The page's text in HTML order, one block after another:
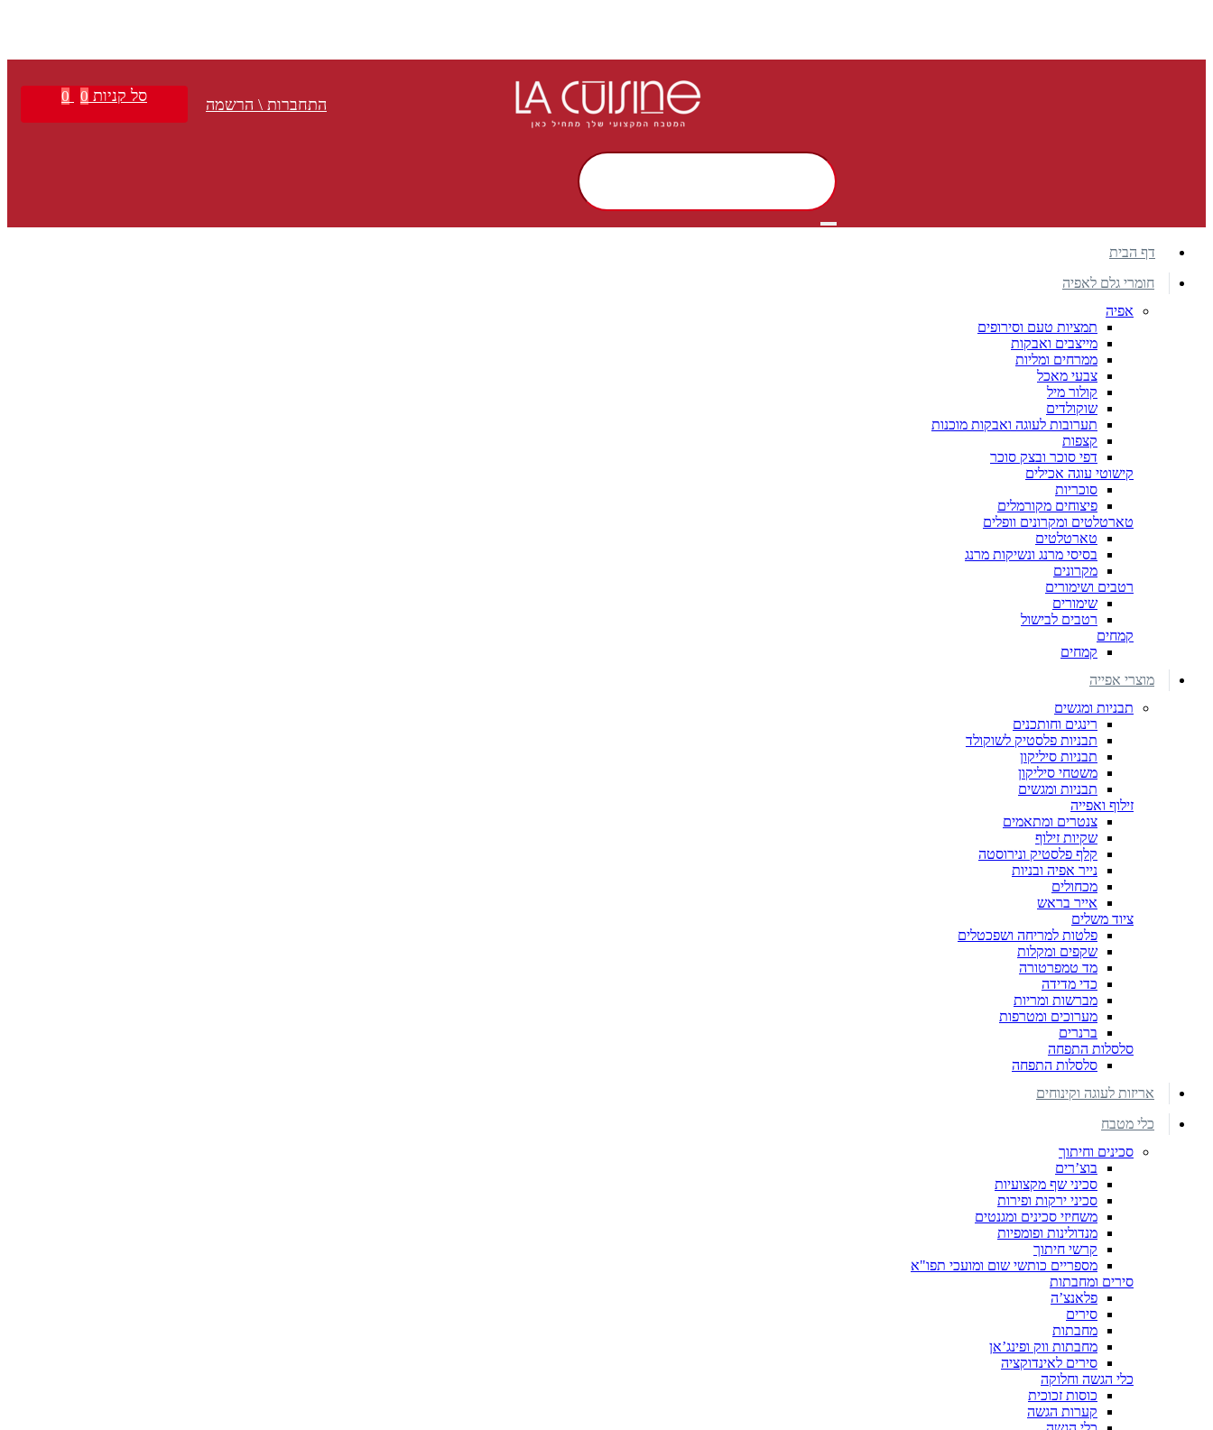
התחברות \ הרשמה סל קניות 0
0
דף הבית
חומרי גלם לאפיה
אפיה
תמציות טעם וסירופים
מייצבים ואבקות
ממרחים ומליות
צבעי מאכל
קולור מיל
שוקולדים
תערובות לעוגה ואבקות מוכנות
קצפות
דפי סוכר ובצק סוכר
קישוטי עוגה אכילים
סוכריות
פיצוחים מקורמלים
טארטלטים ומקרונים וופלים
טארטלטים
בסיסי מרנג ונשיקות מרנג
מקרונים
רטבים ושימורים
שימורים
רטבים לבישול
קמחים
קמחים
מוצרי אפייה
תבניות ומגשים
רינגים וחותכנים
תבניות פלסטיק לשוקולד
תבניות סיליקון
משטחי סיליקון
תבניות ומגשים
זילוף ואפייה
צנטרים ומתאמים
שקיות זילוף
קלף פלסטיק ונירוסטה
נייר אפיה ובניות
מכחולים
אייר בראש
ציוד משלים
פלטות למריחה ושפכטלים
שקפים ומקלות
מד טמפרטורה
כדי מדידה
מברשות ומריות
מערוכים ומטרפות
ברנרים
סלסלות התפחה
סלסלות התפחה
אריזות לעוגה וקינוחים
כלי מטבח
סכינים וחיתוך
בוצ’רים
סכיני שף מקצועיות
סכיני ירקות ופירות
משחיזי סכינים ומגנטים
מנדולינות ופומפיות
קרשי חיתוך
מספריים כותשי שום ומועכי תפו"א
סירים ומחבתות
פלאנצ’ה
סירים
מחבתות
מחבתות ווק ופינג’אן
סירים לאינדוקציה
כלי הגשה וחלוקה
כוסות זכוכית
קערות הגשה